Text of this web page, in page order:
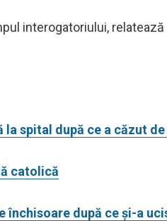
interogatoriului, relatează
spital după ce a căzut
catolică
după ce și-a